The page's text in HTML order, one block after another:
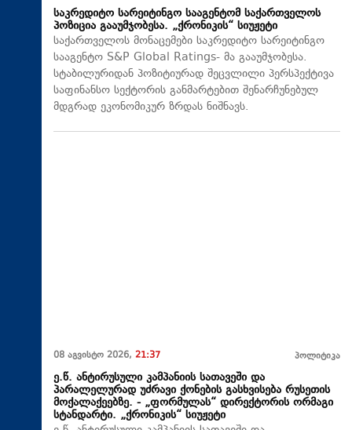
საკრედიტო სარეიტინგო სააგენტომ საქართველოს
პოზიცია გააუმჯობესა. „ქრონიკის“ სიუჟეტი
საქართველოს მონაცემები საკრედიტო სარეიტინგო
სააგენტო S&P Global Ratings- მა გააუმჯობესა.
სტაბილურიდან პოზიტიურად შეცვლილი პერსპექტივა
საფინანსო სექტორის განმარტებით შენარჩუნებულ
მდგრად ეკონომიკურ ზრდას ნიშნავს.
08 აგვისტო 2026, 21:37 პოლიტიკა
ე.წ. ანტირუსული კამპანიის სათავეში და
პარალელურად უძრავი ქონების გასხვისება რუსეთის
მოქალაქეებზე. - „ფორმულას“ დირექტორის ორმაგი
სტანდარტი. „ქრონიკის“ სიუჟეტი